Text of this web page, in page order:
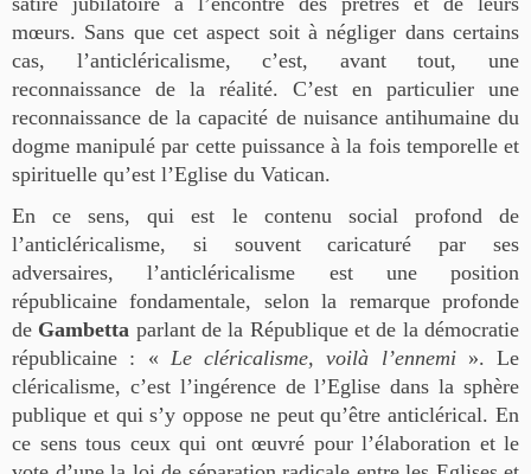
mœurs. Sans que cet aspect soit à négliger dans certains
cas, l’anticléricalisme, c’est, avant tout, une
reconnaissance de la réalité. C’est en particulier une
reconnaissance de la capacité de nuisance antihumaine du
dogme manipulé par cette puissance à la fois temporelle et
spirituelle qu’est l’Eglise du Vatican.
En ce sens, qui est le contenu social profond de
l’anticléricalisme, si souvent caricaturé par ses
adversaires, l’anticléricalisme est une position
républicaine fondamentale, selon la remarque profonde
de Gambetta parlant de la République et de la démocratie
républicaine : « Le cléricalisme, voilà l’ennemi». Le
cléricalisme, c’est l’ingérence de l’Eglise dans la sphère
publique et qui s’y oppose ne peut qu’être anticlérical. En
ce sens tous ceux qui ont œuvré pour l’élaboration et le